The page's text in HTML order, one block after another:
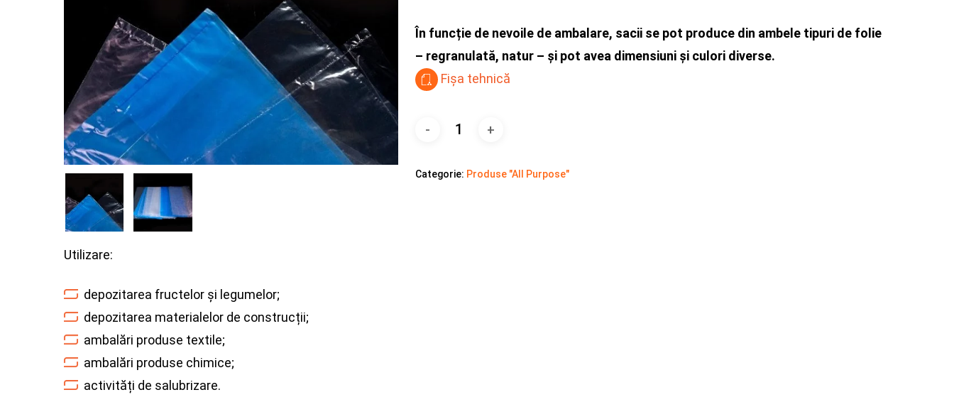
În funcție de nevoile de ambalare, sacii se pot produce din ambele tipuri de folie
– regranulată, natur – și pot avea dimensiuni și culori diverse.
Fișa tehnică
Categorie: Produse "All Purpose"
Utilizare:
depozitarea fructelor și legumelor;
depozitarea materialelor de construcții;
ambalări produse textile;
ambalări produse chimice;
activități de salubrizare.